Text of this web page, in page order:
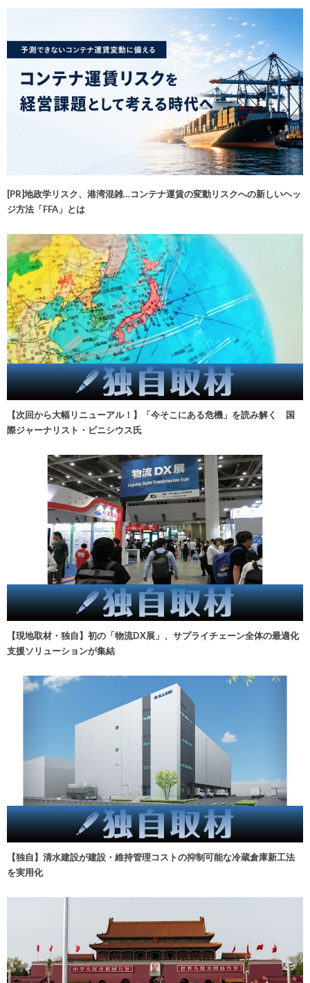
[PR]地政学リスク、港湾混雑…コンテナ運賃の変動リスクへの新しいヘッ
ジ方法「FFA」とは
【次回から大幅リニューアル！】「今そこにある危機」を読み解く 国
際ジャーナリスト・ビニシウス氏
【現地取材・独自】初の「物流DX展」、サプライチェーン全体の最適化
支援ソリューションが集結
【独自】清水建設が建設・維持管理コストの抑制可能な冷蔵倉庫新工法
を実用化